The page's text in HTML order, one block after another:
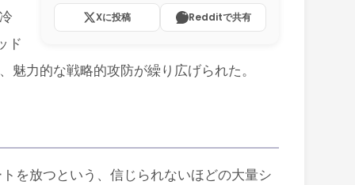
Xに投稿 Redditで共有
ド
力的な戦略的攻防が繰り広げられた。
を放つという、信じられないほどの大量シ